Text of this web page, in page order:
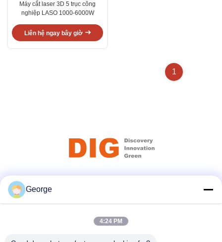
Máy cắt laser 3D 5 trục công
nghiệp LASO 1000-6000W
Liên hệ ngay bây giờ
1
George
4:24 PM